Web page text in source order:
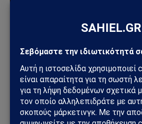
ΚΌΣΜΟΣ
Ουκρανικά drones έπληξαν τη